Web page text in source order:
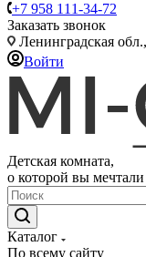
+7 958 111-34-72
Заказать звонок
Ленинградская
Войти
Детская комната,
о которой вы мечтали
Каталог
По всему сайту